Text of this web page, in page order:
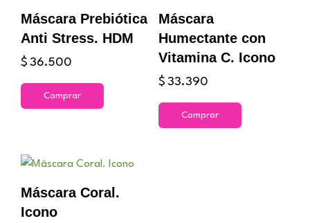
Máscara Prebiótica
Anti Stress. HDM
$ 36.500
Comprar
Máscara
Humectante con
Vitamina C. Icono
$ 33.390
Comprar
Máscara Coral.
Icono